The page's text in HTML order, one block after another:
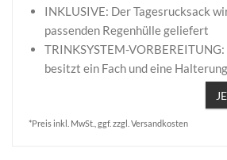
INKLUSIVE: Der Tagesrucksack
passenden Regenhülle geliefert
TRINKSYSTEM-
besitzt ein Fach und eine
*Preis inkl. MwSt., ggf. zzgl. Versandkosten